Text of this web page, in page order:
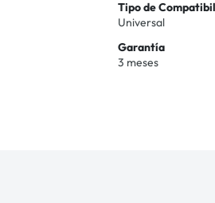
Tipo de
Universal
Garantía
3 meses